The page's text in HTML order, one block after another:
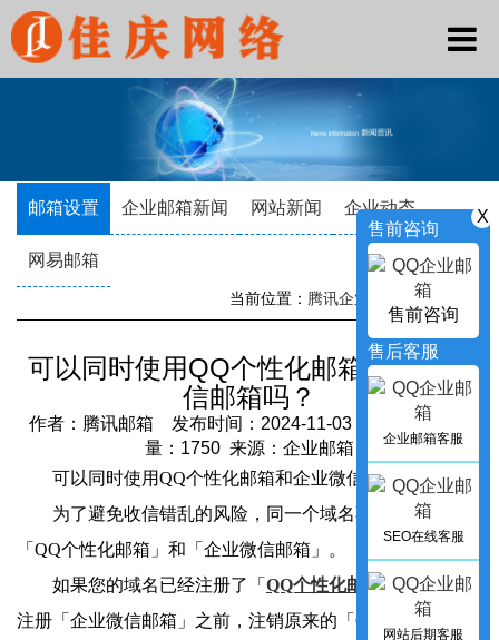
邮箱设置 企业邮箱新闻 网站新闻 企业动态
网易邮箱
当前位置： 腾讯企业邮箱 ->新闻资讯
可以同时使用QQ个性化邮箱和企业微
信邮箱吗？
作者：腾讯邮箱 发布时间：2024-11-03 13:04:45 访问
量：1750 来源：企业邮箱
可以同时使用QQ个性化邮箱和企业微信邮箱吗？
为了避免收信错乱的风险，同一个域名不支持同时绑定
「QQ个性化邮箱」和「企业微信邮箱」。
如果您的域名已经注册了「 QQ个性化邮箱」，请您在
注册「企业微信邮箱」之前，注销原来的「QQ个性化邮
X
售前咨询
售前咨询
售后客服
企业邮箱客服
SEO在线客服
网站后期客服